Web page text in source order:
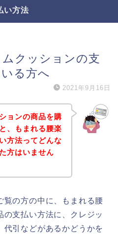
い方法
クッションの支
る方へ
2021年9月16日
ョンの商品を購
、もまれる腰楽
方法ってどんな
方はいません
覧の方の中に、もまれる腰
支払い方法に、クレジッ
代引などがあるかどうかを